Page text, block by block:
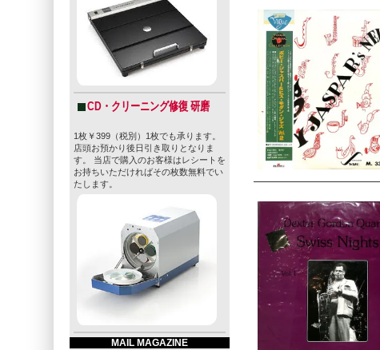
CD・クリーニング修復 研磨
1枚￥399（税別）1枚でも承ります。
店頭お預かり後日引き取りとなりま
す。 当店で購入のお客様はレシートを
お持ちいただければその枚数無料でい
たします。
MAIL MAGAZINE